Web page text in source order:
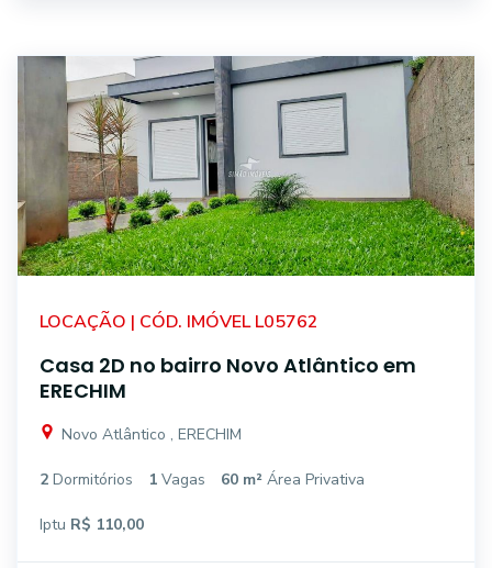
LOCAÇÃO | CÓD. IMÓVEL L05762
Casa 2D no bairro Novo Atlântico em
ERECHIM
Novo Atlântico , ERECHIM
2 Dormitórios 1 Vagas 60 m² Área Privativa
Iptu R$ 110,00